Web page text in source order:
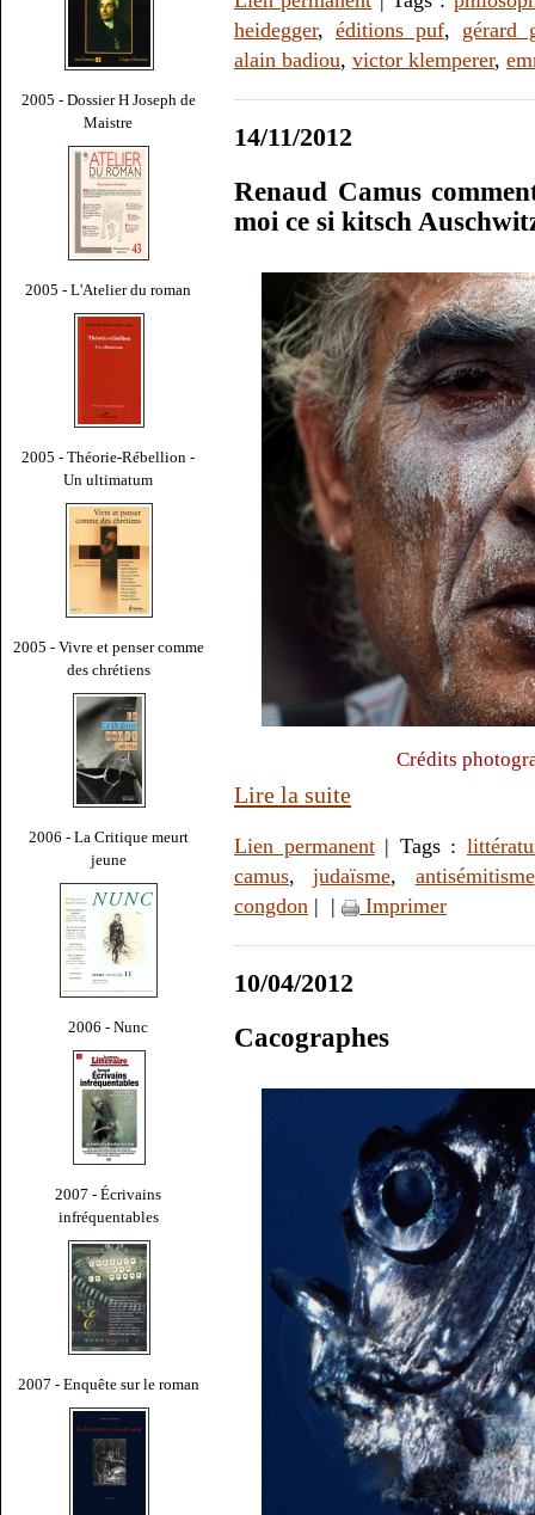
2005 - Dossier H Joseph de
Maistre
2005 - L'Atelier du roman
2005 - Théorie-Rébellion -
Un ultimatum
2005 - Vivre et penser comme
des chrétiens
2006 - La Critique meurt
jeune
2006 - Nunc
2007 - Écrivains
infréquentables
2007 - Enquête sur le roman
heidegger, éditions puf, gérard
alain badiou, victor klemperer,
14/11/2012
Renaud Camus
moi ce si kitsch
Crédits
Lire la suite
Lien permanent| Tags :
camus,judaïsme, antisémitisme
congdon | | Imprimer
10/04/2012
Cacographes